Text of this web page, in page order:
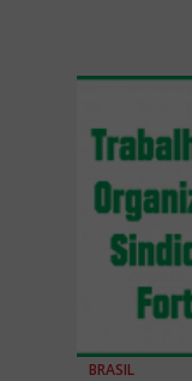
BRASIL